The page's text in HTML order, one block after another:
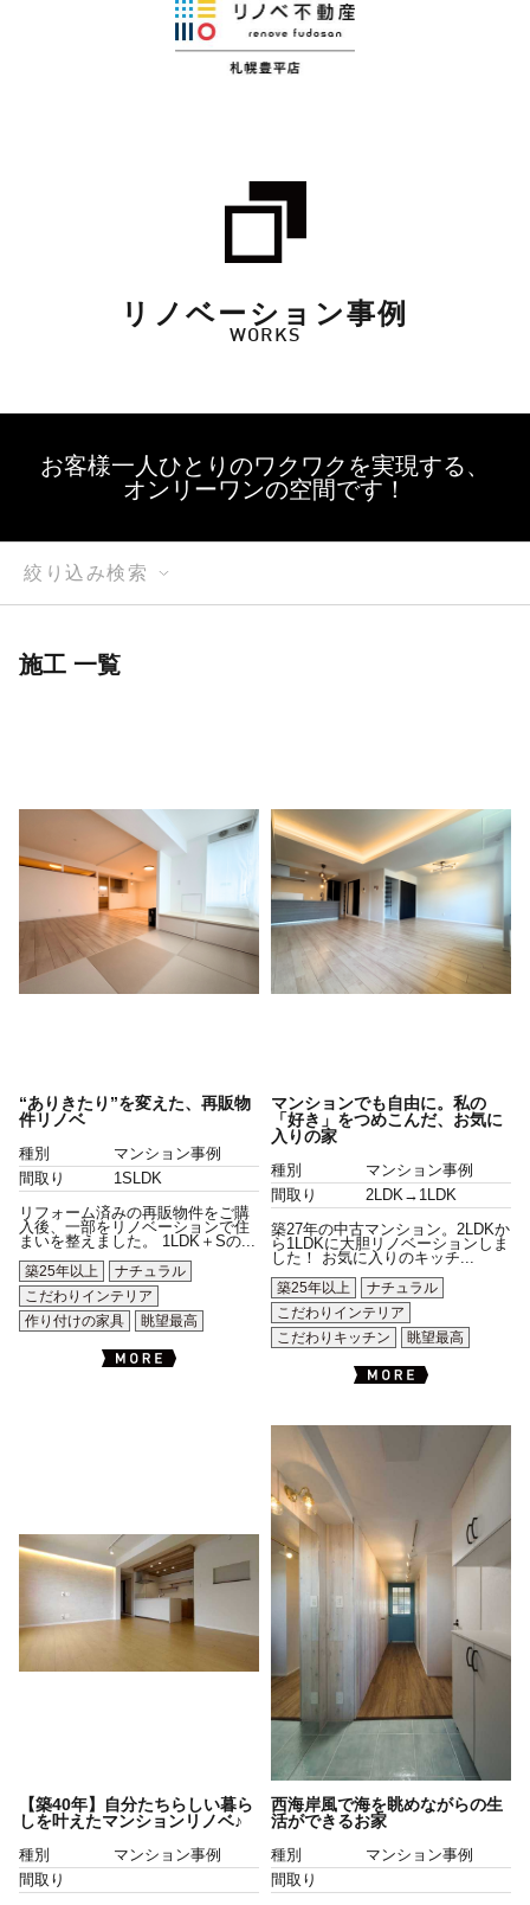
リノベーション事例
WORKS
お客様一人ひとりのワクワクを実現する、
オンリーワンの空間です！
絞り込み検索
施工 一覧
“ありきたり”を変えた、再販物
件リノベ
種別
マンション事例
間取り
1SLDK
リフォーム済みの再販物件をご購
入後、一部をリノベーションで住
まいを整えました。 1LDK＋Sの...
築25年以上
ナチュラル
こだわりインテリア
作り付けの家具
眺望最高
マンションでも自由に。私の
「好き」をつめこんだ、お気に
入りの家
種別
マンション事例
間取り
2LDK→1LDK
築27年の中古マンション。2LDKか
ら1LDKに大胆リノベーションしま
した！ お気に入りのキッチ...
築25年以上
ナチュラル
こだわりインテリア
こだわりキッチン
眺望最高
【築40年】自分たちらしい暮ら
しを叶えたマンションリノベ♪
種別
マンション事例
間取り
西海岸風で海を眺めながらの生
活ができるお家
種別
マンション事例
間取り